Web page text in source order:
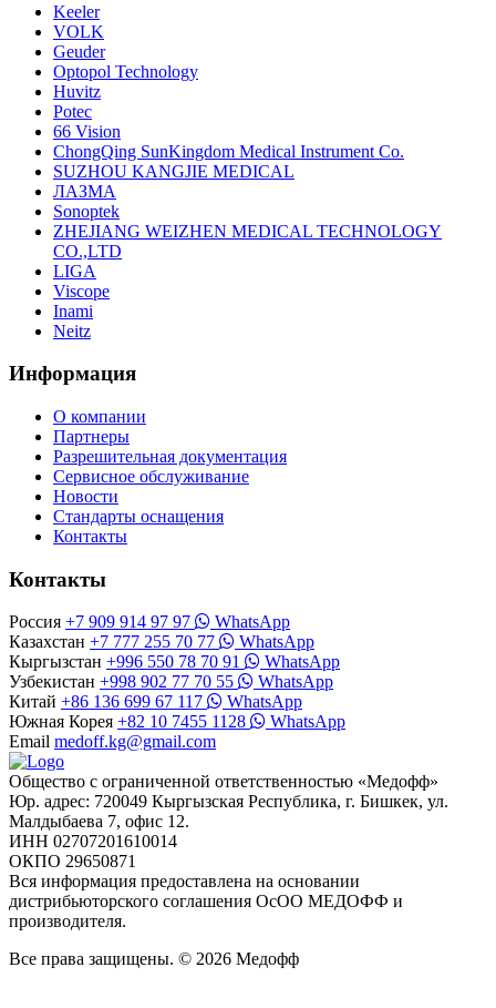
Keeler
VOLK
Geuder
Optopol Technology
Huvitz
Potec
66 Vision
ChongQing SunKingdom Medical Instrument Co.
SUZHOU KANGJIE MEDICAL
ЛАЗМА
Sonoptek
ZHEJIANG WEIZHEN MEDICAL TECHNOLOGY
CO.,LTD
LIGA
Viscope
Inami
Neitz
Информация
О компании
Партнеры
Разрешительная документация
Сервисное обслуживание
Новости
Стандарты оснащения
Контакты
Контакты
Россия +7 909 914 97 97
WhatsApp
Казахстан +7 777 255 70 77
WhatsApp
Кыргызстан +996 550 78 70 91
WhatsApp
Узбекистан +998 902 77 70 55
WhatsApp
Китай +86 136 699 67 117
WhatsApp
Южная Корея +82 10 7455 1128
WhatsApp
Email medoff.kg@gmail.com
Общество с ограниченной ответственностью «Медофф»
Юр. адрес: 720049 Кыргызская Республика, г. Бишкек, ул.
Малдыбаева 7, офис 12.
ИНН 02707201610014
ОКПО 29650871
Вся информация предоставлена на основании
дистрибьюторского соглашения ОсОО МЕДОФФ и
производителя.
Все права защищены. © 2026 Медофф